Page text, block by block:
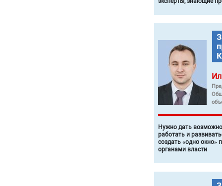
Нужно дать
работать и
создать «одно окно»
органами власти